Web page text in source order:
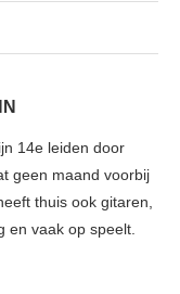
14e leiden door
geen maand voorbij
thuis ook gitaren,
en vaak op speelt.